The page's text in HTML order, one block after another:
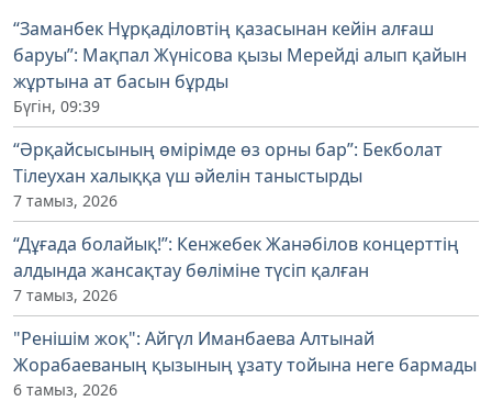
“Заманбек Нұрқаділовтің қазасынан кейін алғаш
баруы”: Мақпал Жүнісова қызы Мерейді алып қайын
жұртына ат басын бұрды
Бүгін, 09:39
“Әрқайсысының өмірімде өз орны бар”: Бекболат
Тілеухан халыққа үш әйелін таныстырды
7 тамыз, 2026
“Дұғада болайық!”: Кенжебек Жанәбілов концерттің
алдында жансақтау бөліміне түсіп қалған
7 тамыз, 2026
"Ренішім жоқ": Айгүл Иманбаева Алтынай
Жорабаеваның қызының ұзату тойына неге бармады
6 тамыз, 2026